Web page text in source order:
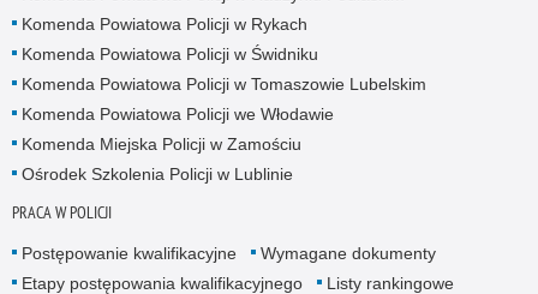
Komenda Powiatowa Policji w Rykach
Komenda Powiatowa Policji w Świdniku
Komenda Powiatowa Policji w Tomaszowie Lubelskim
Komenda Powiatowa Policji we Włodawie
Komenda Miejska Policji w Zamościu
Ośrodek Szkolenia Policji w Lublinie
PRACA W POLICJI
Postępowanie kwalifikacyjne
Wymagane dokumenty
Etapy postępowania kwalifikacyjnego
Listy rankingowe